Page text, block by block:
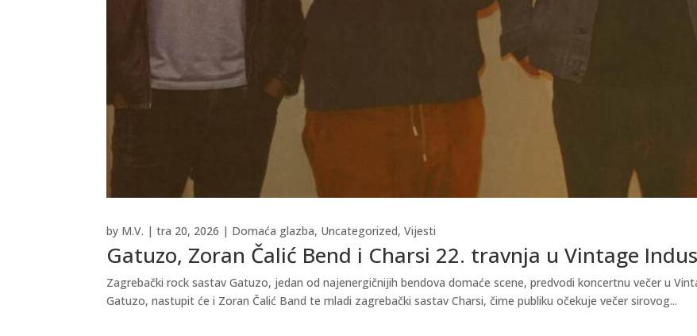
Gatuzo, Zoran Čalić Bend i Charsi 22. travnja u Vintage
by M.V. |tra 20, 2026 | Domaća glazba, Uncategorized,Vijesti
Zagrebački rock sastav Gatuzo, jedan od najenergičnijih bendova domaće scene, predvodi koncertnu večer u
Gatuzo, nastupit će i Zoran Čalić Band te mladi zagrebački sastav Charsi, čime publiku očekuje večer sirovog...